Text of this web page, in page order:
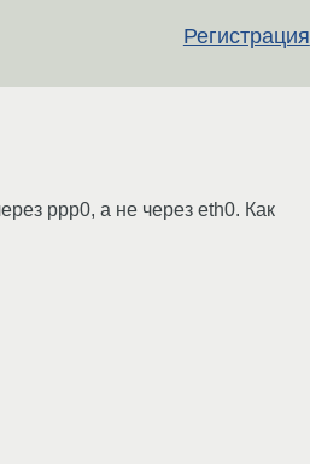
Регистрация
ppp0, а не через eth0. Как